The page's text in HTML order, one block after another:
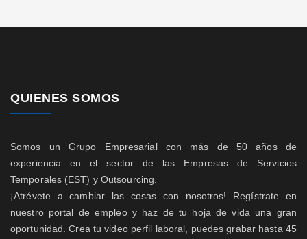
QUIENES SOMOS
Somos un Grupo Empresarial con más de 50 años de
experiencia en el sector de las Empresas de Servicios
Temporales (EST) y Outsourcing.
¡Atrévete a cambiar las cosas con nosotros! Regístrate en
nuestro portal de empleo y haz de tu hoja de vida una gran
oportunidad. Crea tu video perfil laboral, puedes grabar hasta 45